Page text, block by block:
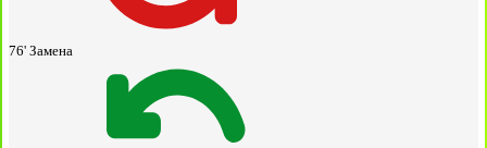
76' Замена